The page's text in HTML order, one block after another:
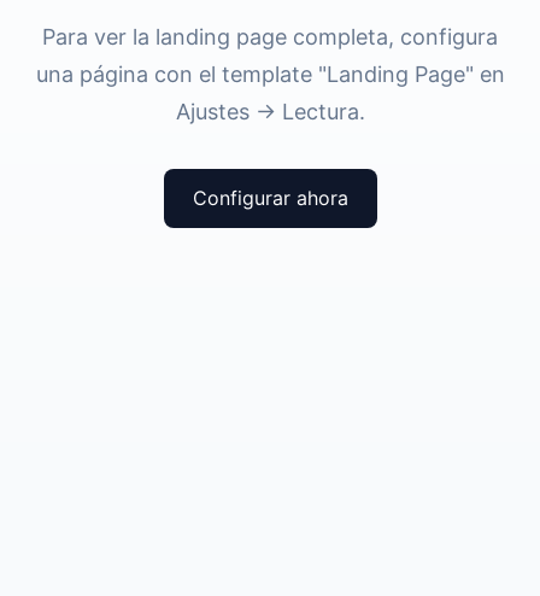
Para ver la landing page completa, configura
una página con el template "Landing Page" en
Ajustes → Lectura.
Configurar ahora